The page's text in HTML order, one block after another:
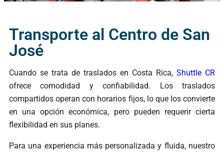
Transporte al Centro de San
José
Cuando se trata de traslados en Costa Rica, Shuttle CR
ofrece comodidad y confiabilidad. Los traslados
compartidos operan con horarios fijos, lo que los convierte
en una opción económica, pero pueden requerir cierta
flexibilidad en sus planes.
Para una experiencia más personalizada y fluida, nuestro